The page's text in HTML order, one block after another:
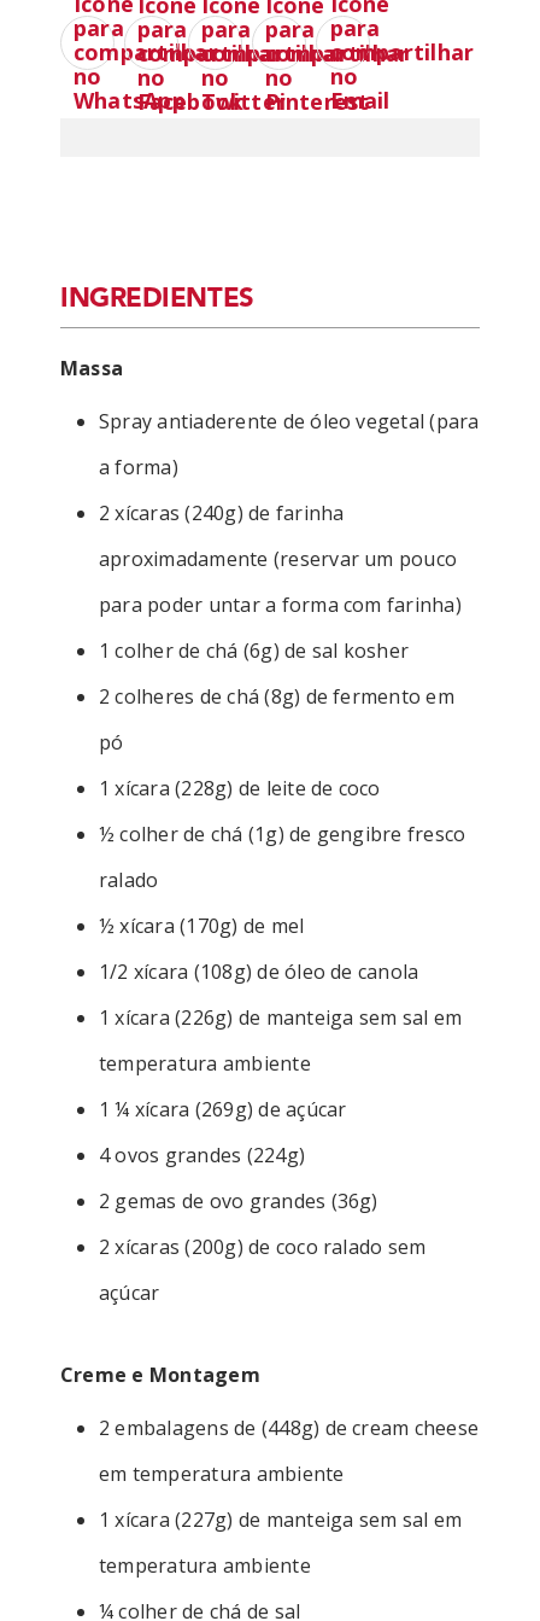
INGREDIENTES
Massa
Spray antiaderente de óleo vegetal (para
a forma)
2 xícaras (240g) de farinha
aproximadamente (reservar um pouco
para poder untar a forma com farinha)
1 colher de chá (6g) de sal kosher
2 colheres de chá (8g) de fermento em
pó
1 xícara (228g) de leite de coco
½ colher de chá (1g) de gengibre fresco
ralado
½ xícara (170g) de mel
1/2 xícara (108g) de óleo de canola
1 xícara (226g) de manteiga sem sal em
temperatura ambiente
1 ¼ xícara (269g) de açúcar
4 ovos grandes (224g)
2 gemas de ovo grandes (36g)
2 xícaras (200g) de coco ralado sem
açúcar
Creme e Montagem
2 embalagens de (448g) de cream cheese
em temperatura ambiente
1 xícara (227g) de manteiga sem sal em
temperatura ambiente
¼ colher de chá de sal